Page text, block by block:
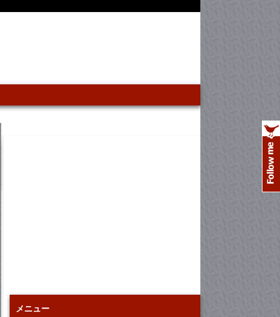
メニュー